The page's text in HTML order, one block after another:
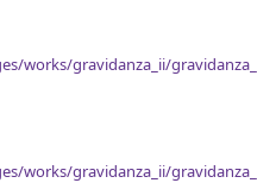
works/gravidanza_ii/
works/gravidanza_ii/